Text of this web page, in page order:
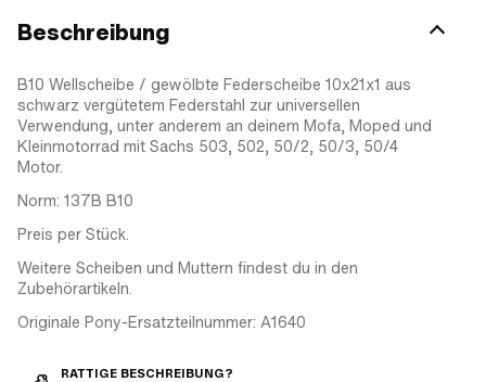
Beschreibung
B10 Wellscheibe / gewölbte Federscheibe 10x21x1 aus
schwarz vergütetem Federstahl zur universellen
Verwendung, unter anderem an deinem Mofa, Moped und
Kleinmotorrad mit Sachs 503, 502, 50/2, 50/3, 50/4
Motor.
Norm: 137B B10
Preis per Stück.
Weitere Scheiben und Muttern findest du in den
Zubehörartikeln.
Originale Pony-Ersatzteilnummer: A1640
RATTIGE BESCHREIBUNG?